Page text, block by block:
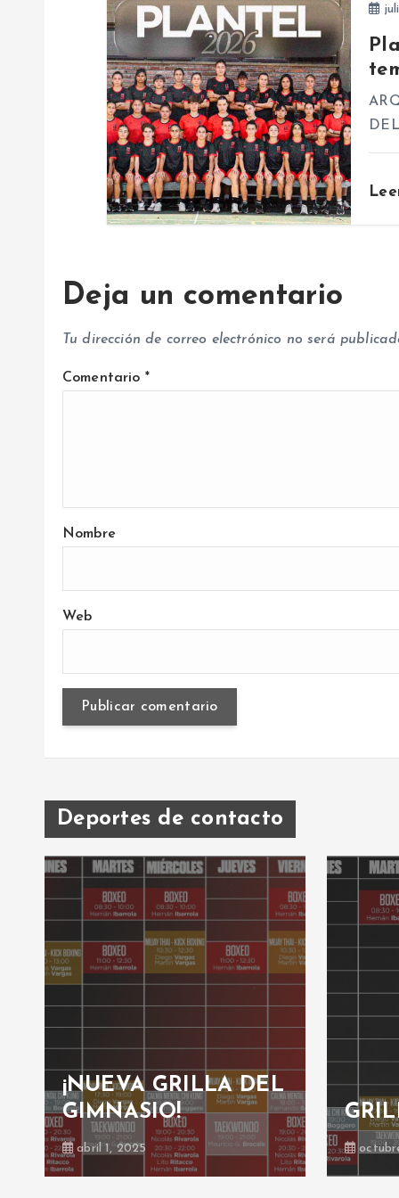
a
d
a
Deja un comentario
Tu dirección de correo electrónico no será
Comentario *
Nombre
Web
Deportes de contacto
¡NUEVA GRILLA DEL
GIMNASIO!
abril 1, 2025